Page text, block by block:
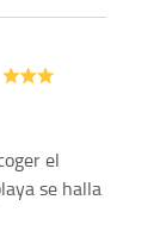
el
se halla